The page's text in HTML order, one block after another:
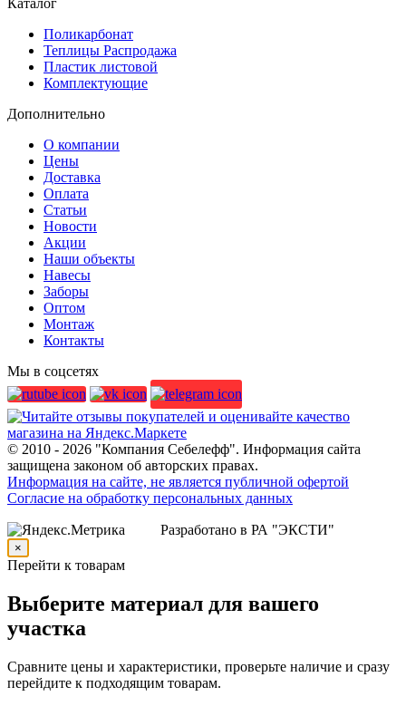
Каталог
Поликарбонат
Теплицы Распродажа
Пластик листовой
Комплектующие
Дополнительно
О компании
Цены
Доставка
Оплата
Статьи
Новости
Акции
Наши объекты
Навесы
Заборы
Оптом
Монтаж
Контакты
Мы в соцсетях
© 2010 - 2026 "Компания Себелефф". Информация сайта
защищена законом об авторских правах.
Информация на сайте, не является публичной офертой
Согласие на обработку персональных данных
Разработано в РА "ЭКСТИ"
×
Перейти к товарам
Выберите материал для вашего
участка
Сравните цены и характеристики, проверьте наличие и сразу
перейдите к подходящим товарам.